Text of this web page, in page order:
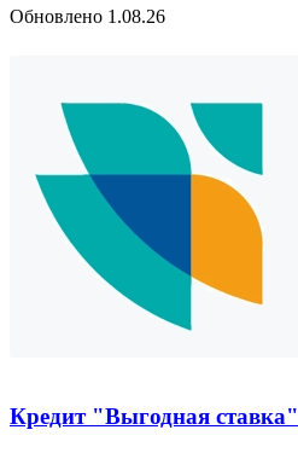
Обновлено 1.08.26
Кредит "Выгодная ставка"